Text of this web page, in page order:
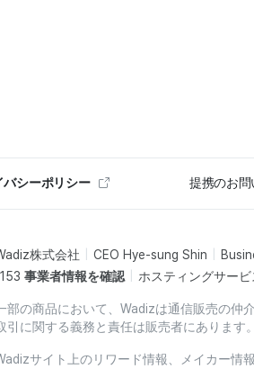
バシーポリシー 提携のお問
株式会社 CEO Hye-sung Shin
事業者情報を確認 ホスティングサー
部の商品において、Wadizは通信販売の仲
引に関する義務と責任は販売者にあります
サイト上のリワード情報、メイカー情